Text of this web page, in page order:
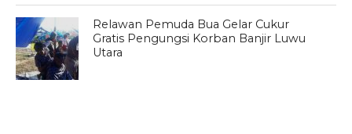
Relawan Pemuda Bua Gelar Cukur
Gratis Pengungsi Korban Banjir Luwu
Utara